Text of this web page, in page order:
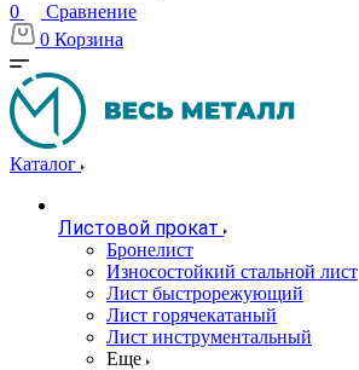
0
Сравнение
0 Корзина
Каталог
Листовой прокат
Бронелист
Износостойкий стальной лист
Лист быстрорежующий
Лист горячекатаный
Лист инструментальный
Еще